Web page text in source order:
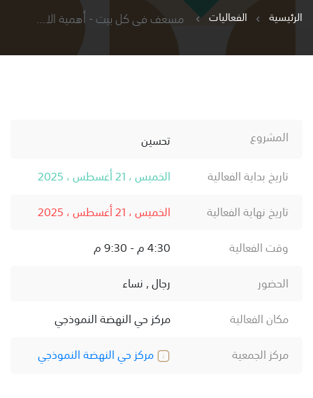
الرئيسية
الفعاليات مسعف في كل بيت - أهمية الاسعافات الاولية والانعاش القلبي الرئوي للبالغين والأطفال والرضع
المشروع
تحسين
تاريخ بداية الفعالية
الخميس ، 21 أغسطس ، 2025
تاريخ نهاية الفعالية
الخميس ، 21 أغسطس ، 2025
وقت الفعالية
4:30 م - 9:30 م
الحضور
رجال , نساء
مكان الفعالية
مركز حي النهضة النموذجي
مركز الجمعية
مركز حي النهضة النموذجي